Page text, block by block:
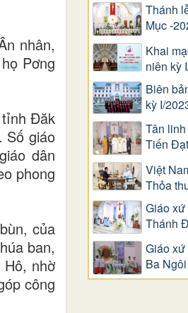
nhân,
Pơng
tỉnh Đăk
Số giáo
dân
phong
của
ban,
nhờ
công
Thánh
Mục -
Khai
niên kỳ
Biên
kỳ I/
Tân
Tiến
Việt
Thỏa
Giáo
Thánh
Giáo
Ba Ngôi